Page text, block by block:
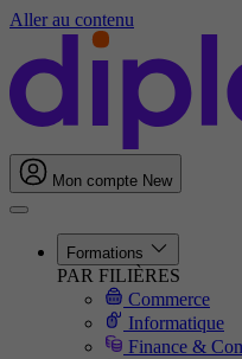
Aller au contenu
Mon compte New
Formations
PAR FILIÈRES
Commerce
Informatique
Finance &